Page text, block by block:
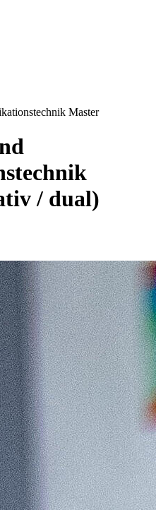
Master
/ dual)